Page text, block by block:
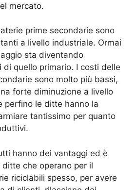
mercato.
prime secondarie sono
a livello industriale. Ormai
sta diventando
di quello primario. I costi delle
sono molto più bassi,
forte diminuzione a livello
perfino le ditte hanno la
tantissimo per quanto
hanno dei vantaggi ed è
che operano per il
riciclabili spesso, per avere